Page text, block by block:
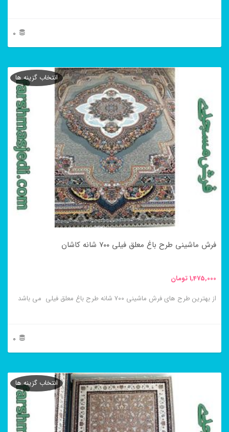
0
محصول
مختلفی
باشد.
گزینه
ها
صفحه
انتخاب
شوند
فرش ماشینی طرح باغ معلق فیلی ۷۰۰ شانه کاشان
1,475,000تومان
از بهترین طرح های فرش ماشینی ۷۰۰ شانه طرح باغ معلق فیلی می باشد
0
انتخاب گزینه ها
محصول
مختلفی
انتخاب گزینه ها